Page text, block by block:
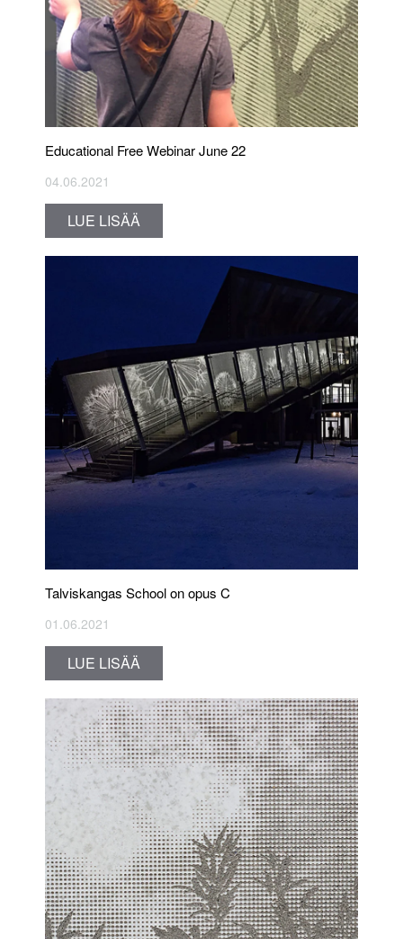
Educational Free Webinar June 22
04.06.2021
LUE LISÄÄ
Talviskangas School on opus C
01.06.2021
LUE LISÄÄ